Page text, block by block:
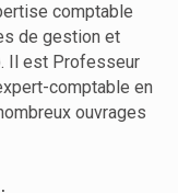
comptable
de gestion et
Il est Professeur
comptable en
ouvrages